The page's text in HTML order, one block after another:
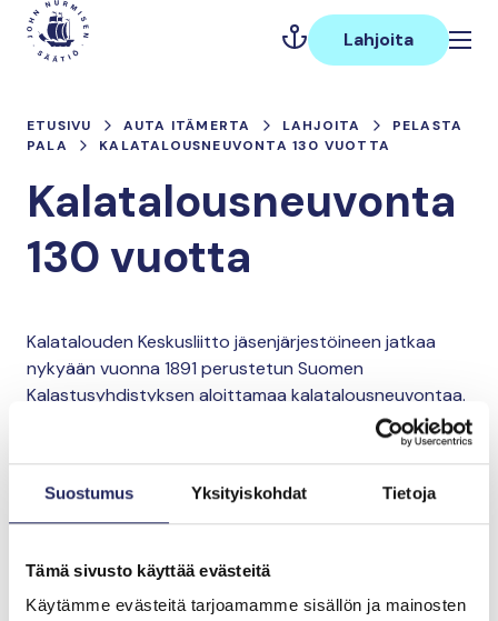
Suostumus Yksityiskohdat Tietoja
Tämä sivusto käyttää evästeitä
Käytämme evästeitä tarjoamamme sisällön ja mainosten
Hyppää
sisältöön
Päävalikko
Lahjoita
ETUSIVU AUTA ITÄMERTA LAHJOITA
PELASTA
PALA
KALATALOUSNEUVONTA 130 VUOTTA
Kalatalousneuvonta
130 vuotta
Kalatalouden Keskusliitto jäsenjärjestöineen jatkaa
nykyään vuonna 1891 perustetun Suomen
Kalastusyhdistyksen aloittamaa kalatalousneuvontaa.
Lahjoita ja liity tähän tiimiin
0 €